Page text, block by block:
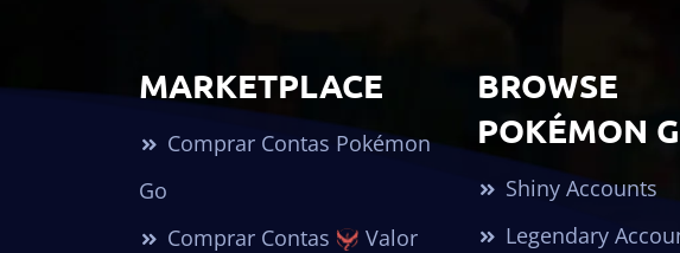
MARKETPLACE
Comprar Contas Pokémon
Go
Comprar Contas
Valor
BROWSE
POKÉMON
Shiny Accounts
Legendary